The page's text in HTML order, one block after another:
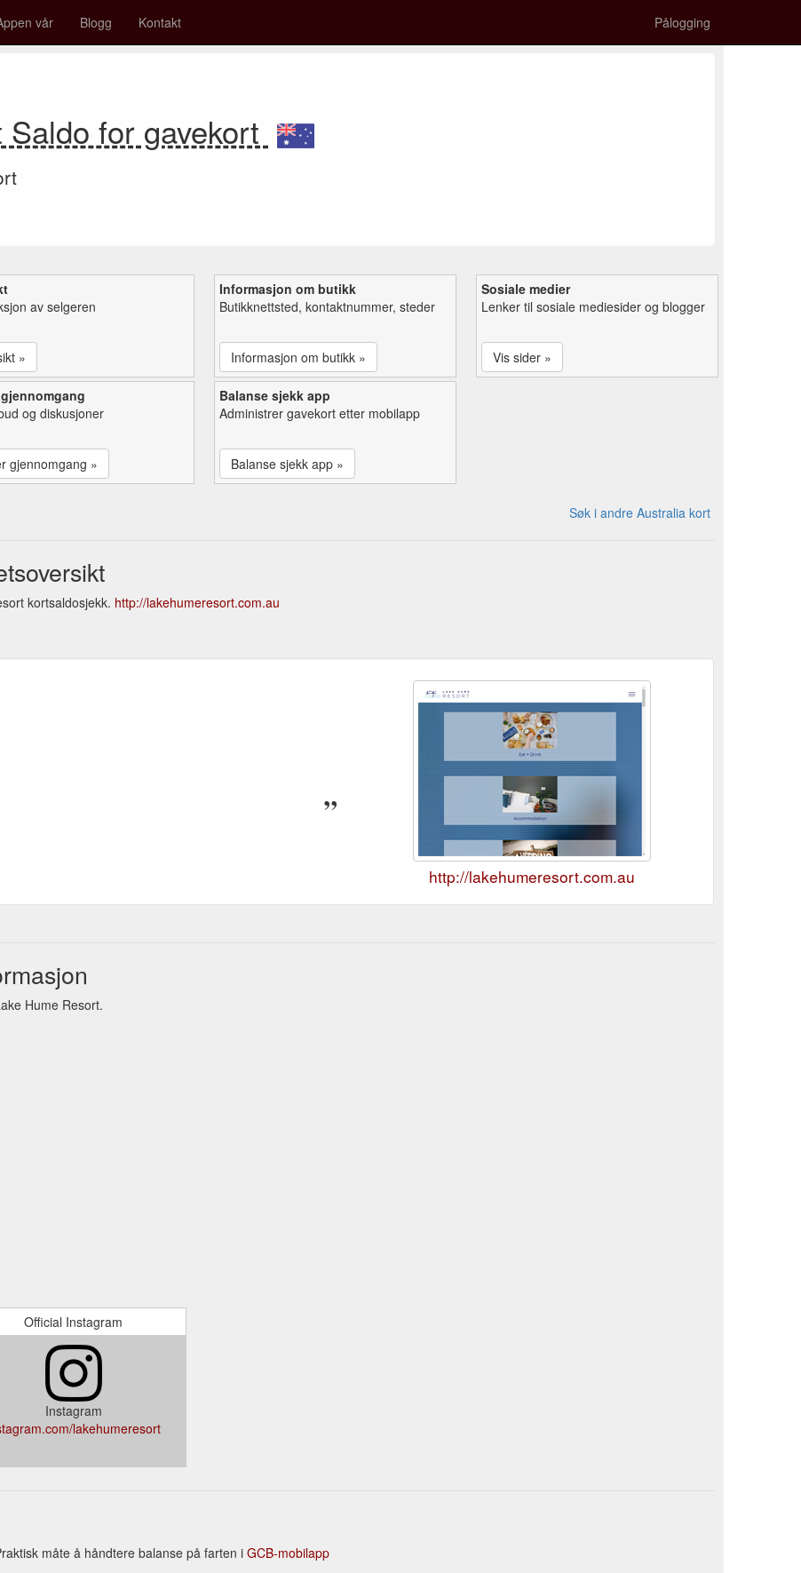
vår Blogg Kontakt Pålogging
for gavekort
av selgeren
»
Informasjon om butikk
Butikknettsted, kontaktnummer, steder
Informasjon om butikk »
Sosiale medier
Lenker til sosiale mediesider og blogger
Vis sider »
og diskusjoner
gjennomgang »
Balanse sjekk app
Administrer gavekort etter mobilapp
Balanse sjekk app »
Søk i andre Australia kort
kortsaldosjekk. http://lakehumeresort.com.au
http://lakehumeresort.com.au
Hume Resort.
Official Instagram
Instagram
lakehumeresort
måte å håndtere balanse på farten i GCB-mobilapp